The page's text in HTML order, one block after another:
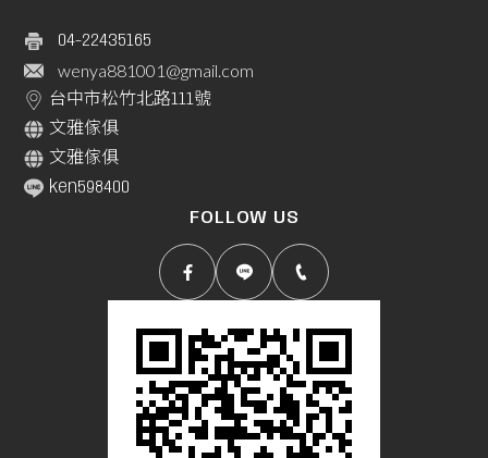
04-22435165
wenya881001@gmail.com
台中市松竹北路111號
文雅傢俱
文雅傢俱
ken598400
FOLLOW US